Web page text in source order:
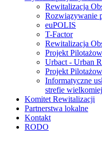
Rewitalizacja
Rozwiązywanie
euPOLIS
T-Factor
Rewitalizacja
Projekt
Urbact - Urban
Projekt
Informatyczne
strefie
Komitet Rewitalizacji
Partnerstwa lokalne
Kontakt
RODO